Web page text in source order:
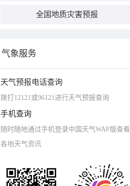
全国地质灾害预报
气象服务
天气预报电话查询
拨打12121或96121进行天气预报查询
手机查询
随时随地通过手机登录中国天气WAP版查看
各地天气资讯